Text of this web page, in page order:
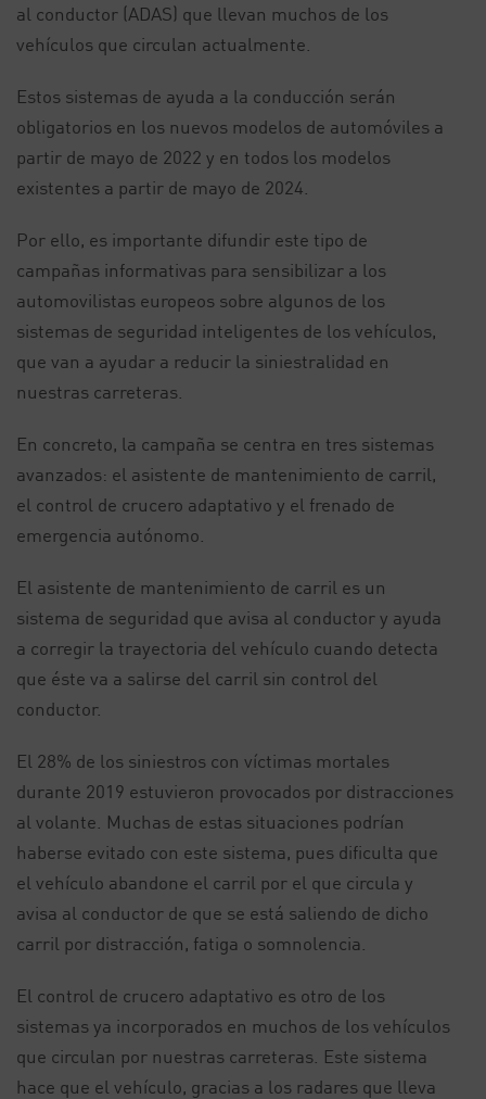
al conductor (ADAS) que llevan muchos de los
vehículos que circulan actualmente.
Estos sistemas de ayuda a la conducción serán
obligatorios en los nuevos modelos de automóviles a
partir de mayo de 2022 y en todos los modelos
existentes a partir de mayo de 2024.
Por ello, es importante difundir este tipo de
campañas informativas para sensibilizar a los
automovilistas europeos sobre algunos de los
sistemas de seguridad inteligentes de los vehículos,
que van a ayudar a reducir la siniestralidad en
nuestras carreteras.
En concreto, la campaña se centra en tres sistemas
avanzados: el asistente de mantenimiento de carril,
el control de crucero adaptativo y el frenado de
emergencia autónomo.
El asistente de mantenimiento de carril es un
sistema de seguridad que avisa al conductor y ayuda
a corregir la trayectoria del vehículo cuando detecta
que éste va a salirse del carril sin control del
conductor.
El 28% de los siniestros con víctimas mortales
durante 2019 estuvieron provocados por distracciones
al volante. Muchas de estas situaciones podrían
haberse evitado con este sistema, pues dificulta que
el vehículo abandone el carril por el que circula y
avisa al conductor de que se está saliendo de dicho
carril por distracción, fatiga o somnolencia.
El control de crucero adaptativo es otro de los
sistemas ya incorporados en muchos de los vehículos
que circulan por nuestras carreteras. Este sistema
hace que el vehículo, gracias a los radares que lleva